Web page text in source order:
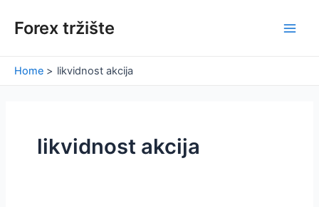
Forex tržište
Home likvidnost akcija
likvidnost akcija